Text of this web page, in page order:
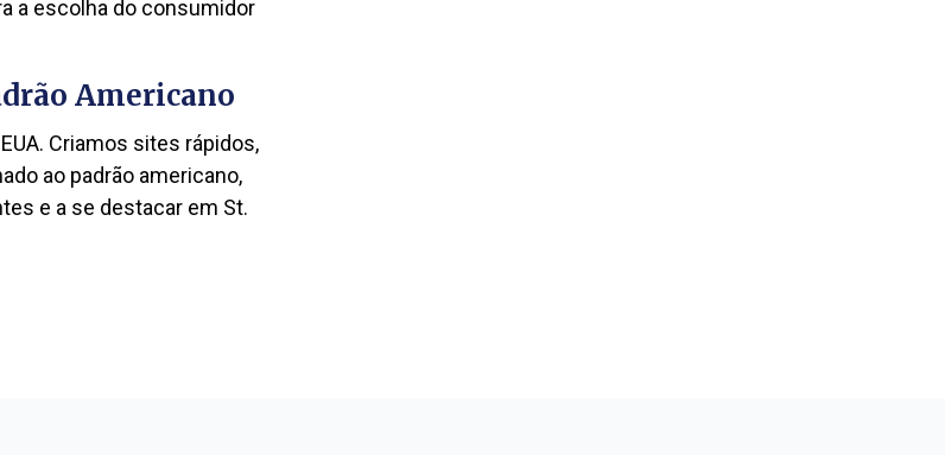
a escolha do consumidor
Americano
Criamos sites rápidos,
ao padrão americano,
e a se destacar em St.